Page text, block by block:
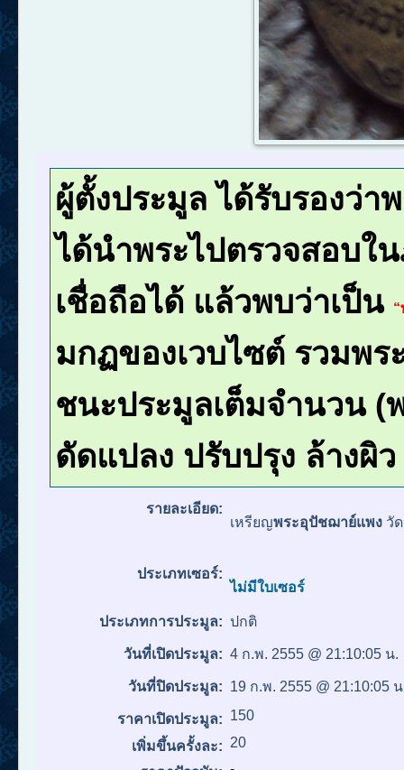
ผู้ตั้งประมูล ได้รับรองว่า
ได้นำพระไปตรวจสอบใ
เชื่อถือได้ แล้วพบว่าเป็น
มกฏของเวบไซต์ รวมพ
ชนะประมูลเต็มจำนวน (
ดัดแปลง ปรับปรุง ล้างผิ
รายละเอียด:
เหรียญพระอุปัชฌาย์แพง วั
ประเภทเซอร์:
ไม่มีใบเซอร์
ประเภทการประมูล: ปกติ
วันที่เปิดประมูล: 4 ก.พ. 2555 @ 21:10:05 น.
วันที่ปิดประมูล: 19 ก.พ. 2555 @ 21:10:05
ราคาเปิดประมูล: 150
เพิ่มขึ้นครั้งละ: 20